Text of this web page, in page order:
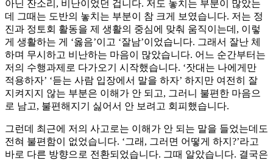
아닌 잔소리, 비난이었던 겁니다. 저도 놓치는 부분이 많았는
데 그때는 도반의 놓치는 부분이 참 크게 보였습니다. 저는 정
진과 정토회 활동을 제 생활의 중심에 맞춰 움직이는데, 이렇
게 생활하는 게 ‘옳음’이고 ‘잘남’이었습니다. 그래서 잘난 체
하며 무시하고 비난하는 마음이 많았습니다. 어느 순간부터는
저의 수행과제로 다가오기 시작했습니다. ‘잣대는 나에게만
적용하자’ ‘듣는 사람 입장에서 말을 하자’ 하지만 여전히 잘
지켜지지 않는 부분은 이해가 안 되고, 그러니 불편한 마음으
로 남고, 불편해지기 싫어서 안 보려고 회피했습니다.
그런데 최근에 저의 사고로는 이해가 안 되는 말을 들었는데도
전혀 불편함이 없었습니다. ‘그래, 그러면 어떻게 하지?’라고
바로 다른 방향으로 전환되었습니다. 그때 알았습니다. 결국은